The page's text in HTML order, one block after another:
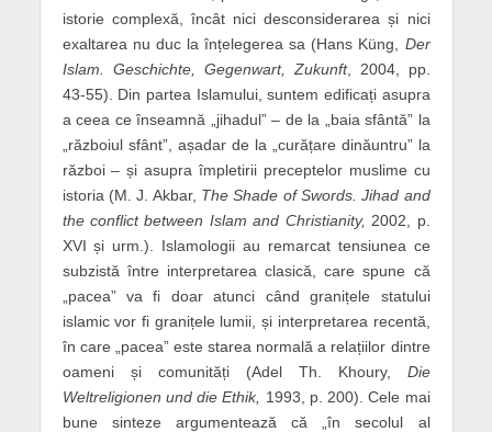
istorie complexă, încât nici desconsiderarea și nici
exaltarea nu duc la înțelegerea sa (Hans Küng, Der
Islam. Geschichte, Gegenwart, Zukunft, 2004, pp.
43-55). Din partea Islamului, suntem edificați asupra
a ceea ce înseamnă „jihadul” – de la „baia sfântă” la
„războiul sfânt”, așadar de la „curățare dinăuntru” la
război – și asupra împletirii preceptelor muslime cu
istoria (M. J. Akbar, The Shade of Swords. Jihad and
the conflict between Islam and Christianity, 2002, p.
XVI și urm.). Islamologii au remarcat tensiunea ce
subzistă între interpretarea clasică, care spune că
„pacea” va fi doar atunci când granițele statului
islamic vor fi granițele lumii, și interpretarea recentă,
în care „pacea” este starea normală a relațiilor dintre
oameni și comunități (Adel Th. Khoury, Die
Weltreligionen und die Ethik, 1993, p. 200). Cele mai
bune sinteze argumentează că „în secolul al